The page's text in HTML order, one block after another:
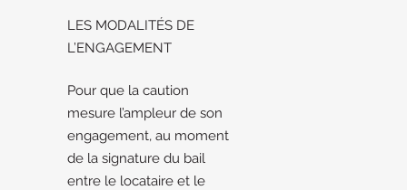
LES MODALITÉS DE
L’ENGAGEMENT
Pour que la caution
mesure l’ampleur de son
engagement, au moment
de la signature du bail
entre le locataire et le